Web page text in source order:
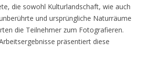
die sowohl Kulturlandschaft, wie auch
und ursprüngliche Naturräume
die Teilnehmer zum Fotografieren.
präsentiert diese